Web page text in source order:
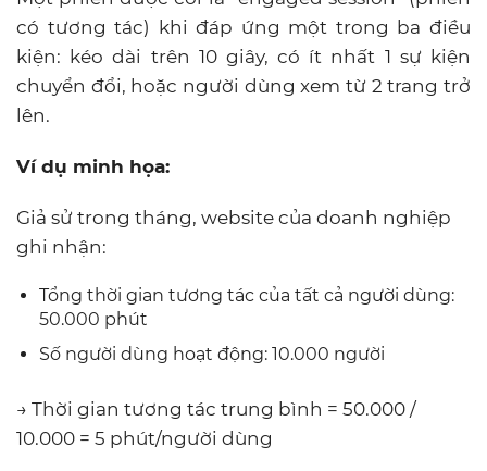
có tương tác) khi đáp ứng một trong ba điều
kiện: kéo dài trên 10 giây, có ít nhất 1 sự kiện
chuyển đổi, hoặc người dùng xem từ 2 trang trở
lên.
Ví dụ minh họa:
Giả sử trong tháng, website của doanh nghiệp
ghi nhận:
Tổng thời gian tương tác của tất cả người dùng:
50.000 phút
Số người dùng hoạt động: 10.000 người
→ Thời gian tương tác trung bình = 50.000 /
10.000 = 5 phút/người dùng